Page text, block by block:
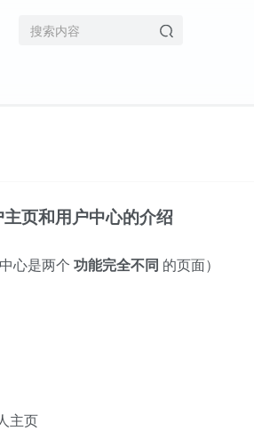
页和用户中心的介绍
心是两个 功能完全不同 的页面）
主页